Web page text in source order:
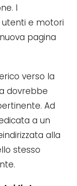
I
e motori
pagina
verso la
dovrebbe
Ad
a un
alla
stesso